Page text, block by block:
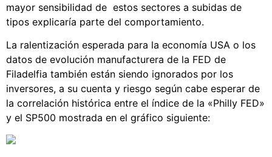
mayor sensibilidad de estos sectores a subidas de
tipos explicaría parte del comportamiento.
La ralentización esperada para la economía USA o los
datos de evolución manufacturera de la FED de
Filadelfia también están siendo ignorados por los
inversores, a su cuenta y riesgo según cabe esperar de
la correlación histórica entre el índice de la «Philly FED»
y el SP500 mostrada en el gráfico siguiente: